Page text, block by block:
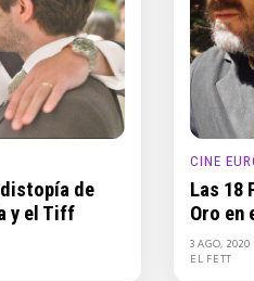
de
y el Tiff
CINE
Las 18
Oro en
3 AGO, 2020
EL FETT